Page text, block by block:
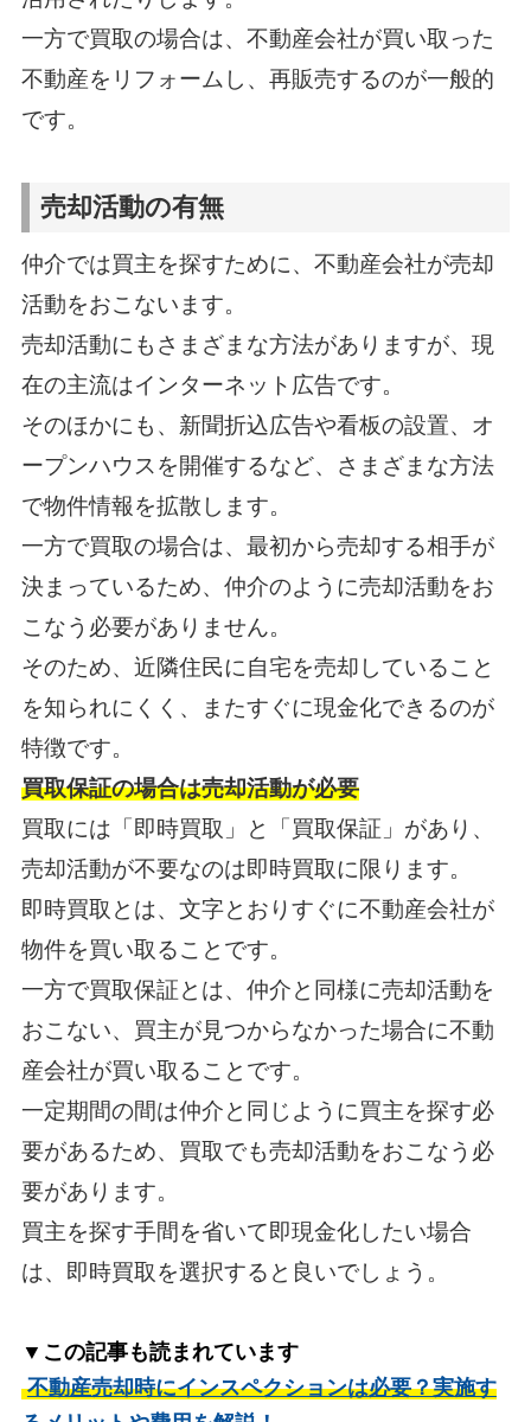
一方で買取の場合は、不動産会社が買い取った
不動産をリフォームし、再販売するのが一般的
です。
売却活動の有無
仲介では買主を探すために、不動産会社が売却
活動をおこないます。
売却活動にもさまざまな方法がありますが、現
在の主流はインターネット広告です。
そのほかにも、新聞折込広告や看板の設置、オ
ープンハウスを開催するなど、さまざまな方法
で物件情報を拡散します。
一方で買取の場合は、最初から売却する相手が
決まっているため、仲介のように売却活動をお
こなう必要がありません。
そのため、近隣住民に自宅を売却していること
を知られにくく、またすぐに現金化できるのが
特徴です。
買取保証の場合は売却活動が必要
買取には「即時買取」と「買取保証」があり、
売却活動が不要なのは即時買取に限ります。
即時買取とは、文字とおりすぐに不動産会社が
物件を買い取ることです。
一方で買取保証とは、仲介と同様に売却活動を
おこない、買主が見つからなかった場合に不動
産会社が買い取ることです。
一定期間の間は仲介と同じように買主を探す必
要があるため、買取でも売却活動をおこなう必
要があります。
買主を探す手間を省いて即現金化したい場合
は、即時買取を選択すると良いでしょう。
▼この記事も読まれています
不動産売却時にインスペクションは必要？実施す